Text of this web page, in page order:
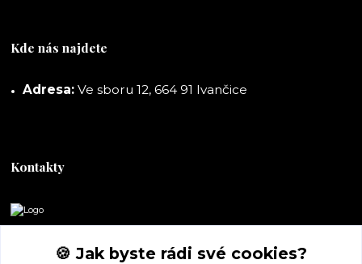
Kde nás najdete
Adresa: Ve sboru 12, 664 91 Ivančice
Kontakty
🍪 Jak byste rádi své cookies?